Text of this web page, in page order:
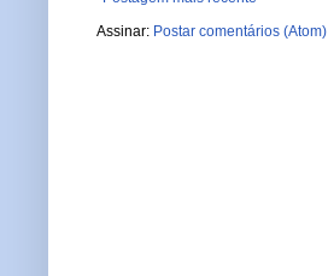
Assinar: Postar comentários (Atom)